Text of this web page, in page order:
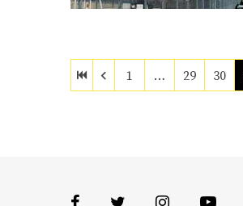
1 … 29 30